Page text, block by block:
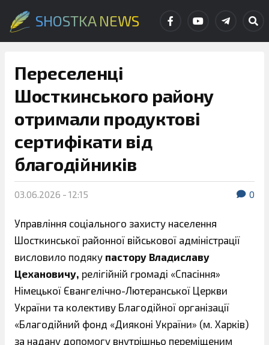
SHOSTKA NEWS
Переселенці
Шосткинського району
отримали продуктові
сертифікати від
благодійників
03.06.2026 - 12:15 0
Управління соціального захисту населення
Шосткинської районної військової адміністрації
висловило подяку пастору Владиславу
Цехановичу, релігійній громаді «Спасіння»
Німецької Євангелічно-Лютеранської Церкви
України та колективу Благодійної організації
«Благодійний фонд «Дияконі України» (м. Харків)
за надану допомогу внутрішньо переміщеним